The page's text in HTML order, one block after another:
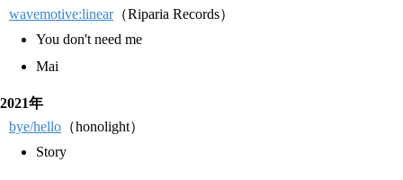
wavemotive:linear（Riparia Records）
You don't need me
Mai
2021年
bye/hello （honolight）
Story